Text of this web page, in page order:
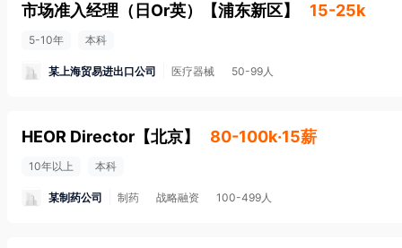
市场准入经理（日Or英） 【浦东新区】 15-25k
5-10年 本科
某上海贸易进出口公司 医疗器械 50-99人
HEOR Director 【北京】 80-100k·15薪
10年以上 本科
某制药公司 制药 战略融资 100-499人